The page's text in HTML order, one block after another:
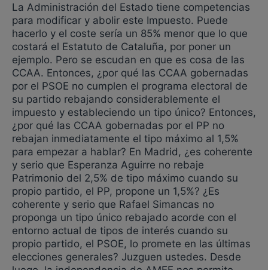
La Administración del Estado tiene competencias
para modificar y abolir este Impuesto. Puede
hacerlo y el coste sería un 85% menor que lo que
costará el Estatuto de Cataluña, por poner un
ejemplo. Pero se escudan en que es cosa de las
CCAA. Entonces, ¿por qué las CCAA gobernadas
por el PSOE no cumplen el programa electoral de
su partido rebajando considerablemente el
impuesto y estableciendo un tipo único? Entonces,
¿por qué las CCAA gobernadas por el PP no
rebajan inmediatamente el tipo máximo al 1,5%
para empezar a hablar? En Madrid, ¿es coherente
y serio que Esperanza Aguirre no rebaje
Patrimonio del 2,5% de tipo máximo cuando su
propio partido, el PP, propone un 1,5%? ¿Es
coherente y serio que Rafael Simancas no
proponga un tipo único rebajado acorde con el
entorno actual de tipos de interés cuando su
propio partido, el PSOE, lo promete en las últimas
elecciones generales? Juzguen ustedes. Desde